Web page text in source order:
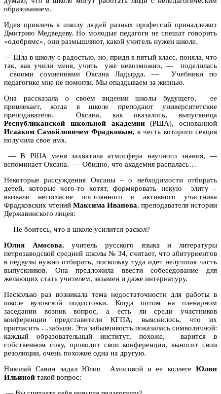
образованием.
Идея привлечь в школу людей разных профессий принадлежит
Дмитрию Медведеву. Но молодые педагоги не спешат говорить
«одобрямс», они размышляют, какой учитель нужен школе.
— Шла в школу с радостью, но, придя в пятый класс, поняла, что
так, как учили меня, учить
уже невозможно, —
поделилась
своими сомнениями Оксана Ладырда. —
Учебники по
педагогике мне не помогли. Мы опаздываем за жизнью.
Она рассказала о своем видении школы будущего,
ее
привлекает, когда в школе преподают университетские
преподаватели.
Оксана, как оказалось, выпускница
Республиканской школьной академии(РША), основанной
Исааком Самойловичем Фрадковым, в честь которого секция
получила свое имя.
— В РША меня захватила атмосфера научного знания, —
вспоминает Оксана. — Обидно, что академия распалась…
Некоторые рассуждения Оксаны – о небходимости отбирать
детей, которые чего-то хотят, формировать некую
элиту –
вызвали несогласие постоянного и активного участника
Фрадковских чтений Максима Иванова, преподавателя истории
Державинского лицея:
— Не боитесь, что в школе усилится раскол?
Юлия Амосова, учитель русского языка и литературы
петрозаводской средней школы № 34, считает, что абитуриентов
в педвузы нужно отбирать, поскольку туда идет нелучшая часть
выпускников. Она предложила ввести собеседование для
желающих стать учителем, экзамен и даже интернатуру.
Несколько раз возникала тема недостаточности для работы в
школе вузовской подготовки. Когда потом на пленарном
заседании возник вопрос, а есть ли среди участников
конференции представители КГПА, выяснилось, что их
пригласить …забыли. Эта забывчивость показалась символичной:
каждый образовательный институт, похоже,
варится в
собственном соку, проводит свои конференции, выносит свои
резолюции, очень похожие одна на другую.
Николай Савин задал Юлии
Амосовой и ее коллегеЮлии
Ильиной такой вопрос: